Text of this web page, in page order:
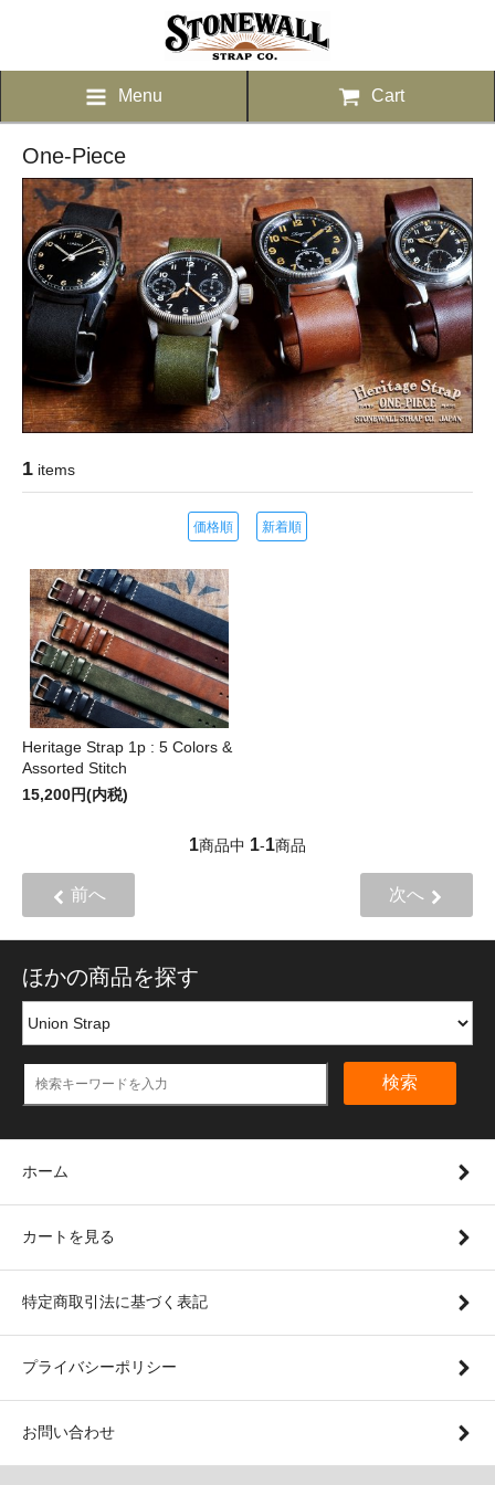
Menu Cart
One-Piece
1 items
価格順 新着順
Heritage Strap 1p : 5 Colors &
Assorted Stitch
15,200円(内税)
1商品中 1-1商品
前へ 次へ
ほかの商品を探す
検索
ホーム
カートを見る
特定商取引法に基づく表記
プライバシーポリシー
お問い合わせ